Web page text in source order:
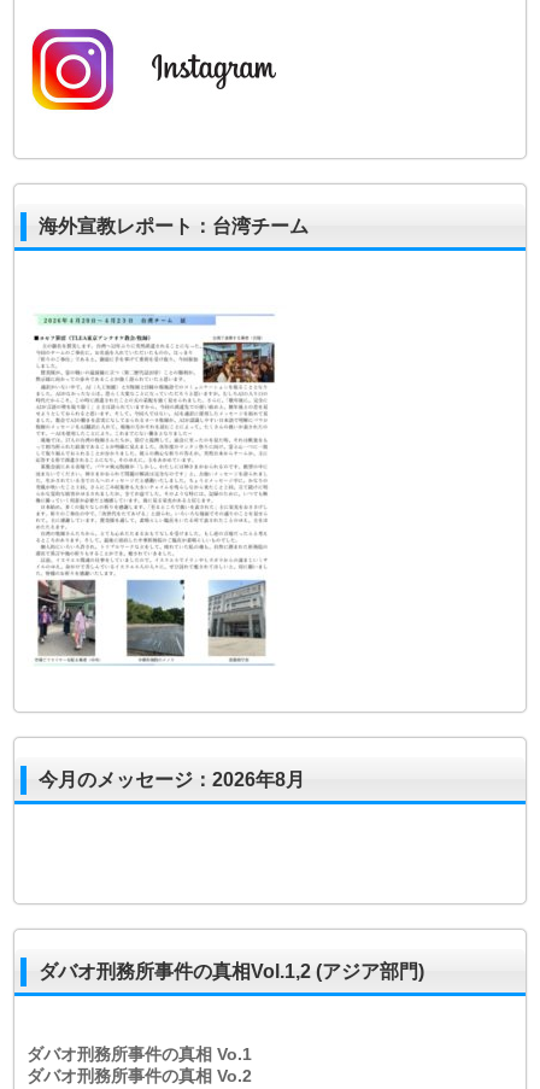
海外宣教レポート：台湾チーム
今月のメッセージ：2026年8月
ダバオ刑務所事件の真相Vol.1,2 (アジア部門)
ダバオ刑務所事件の真相Vo.1
ダバオ刑務所事件の真相Vo.2